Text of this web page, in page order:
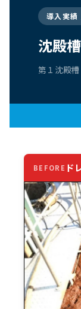
導入実績
沈殿
第１沈殿
BEFORE ド